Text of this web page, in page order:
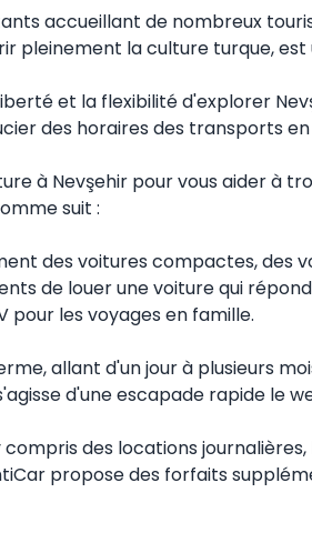
accueillant de nombreux
pleinement la culture turque,
et la flexibilité d'explorer
des horaires des transports
à Nevşehir pour vous aider à
suit :
des voitures compactes, des
de louer une voiture qui
pour les voyages en famille.
allant d'un jour à plusieurs
d'une escapade rapide le
des locations
propose des forfaits